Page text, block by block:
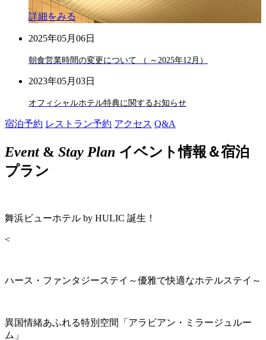
詳細をみる
2025年05月06日
朝食営業時間の変更について （ ～2025年12月）
2023年05月03日
オフィシャルホテル特典に関するお知らせ
宿泊予約 レストラン予約 アクセス Q&A
Event& Stay Plan イベント情報＆宿泊
プラン
舞浜ビューホテル by HULIC 誕生！
<
ハース・ファンタジーステイ～優雅で快適なホテルステイ～
異国情緒あふれる特別空間「アラビアン・ミラージュルー
ム」